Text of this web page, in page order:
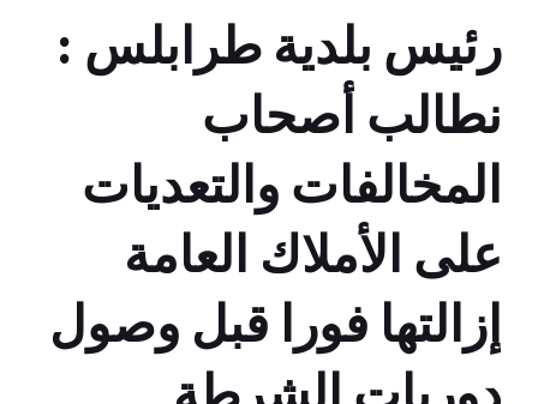
رئيس بلدية طرابلس :
نطالب أصحاب
المخالفات والتعديات
على الأملاك العامة
إزالتها فورا قبل وصول